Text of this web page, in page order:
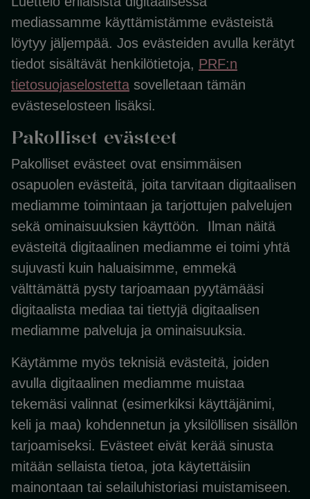
mediassamme käyttämistämme evästeistä
löytyy jäljempää. Jos evästeiden avulla kerätyt
tiedot sisältävät henkilötietoja, PRF:n
tietosuojaselostetta sovelletaan tämän
evästeselosteen lisäksi.
Pakolliset evästeet
Pakolliset evästeet ovat ensimmäisen
osapuolen evästeitä, joita tarvitaan digitaalisen
mediamme toimintaan ja tarjottujen palvelujen
sekä ominaisuuksien käyttöön. Ilman näitä
evästeitä digitaalinen mediamme ei toimi yhtä
sujuvasti kuin haluaisimme, emmekä
välttämättä pysty tarjoamaan pyytämääsi
digitaalista mediaa tai tiettyjä digitaalisen
mediamme palveluja ja ominaisuuksia.
Käytämme myös teknisiä evästeitä, joiden
avulla digitaalinen mediamme muistaa
tekemäsi valinnat (esimerkiksi käyttäjänimi,
keli ja maa) kohdennetun ja yksilöllisen sisällön
tarjoamiseksi. Evästeet eivät kerää sinusta
mitään sellaista tietoa, jota käytettäisiin
mainontaan tai selailuhistoriasi muistamiseen.